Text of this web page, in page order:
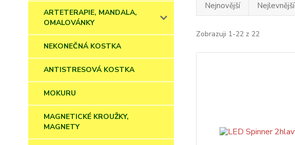
ARTETERAPIE, MANDALA,
OMALOVÁNKY
NEKONEČNÁ KOSTKA
ANTISTRESOVÁ KOSTKA
MOKURU
MAGNETICKÉ KROUŽKY,
MAGNETY
Nejnovější Nejlevnější
Zobrazuji 1-22 z 22